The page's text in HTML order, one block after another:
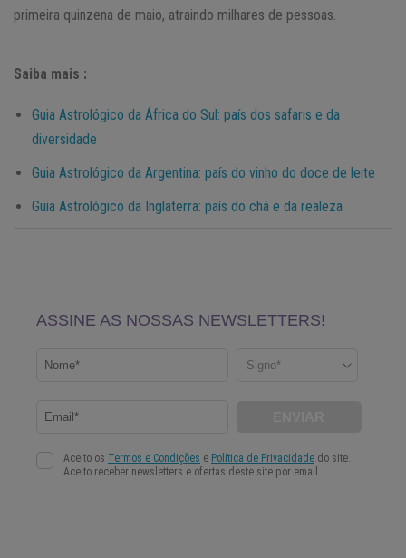
primeira quinzena de maio, atraindo milhares de pessoas.
Saiba mais :
Guia Astrológico da África do Sul: país dos safaris e da
diversidade
Guia Astrológico da Argentina: país do vinho do doce de leite
Guia Astrológico da Inglaterra: país do chá e da realeza